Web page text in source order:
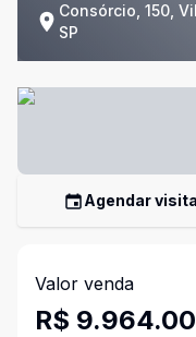
Consórcio, 150,
SP
Agendar visita
Valor venda
R$